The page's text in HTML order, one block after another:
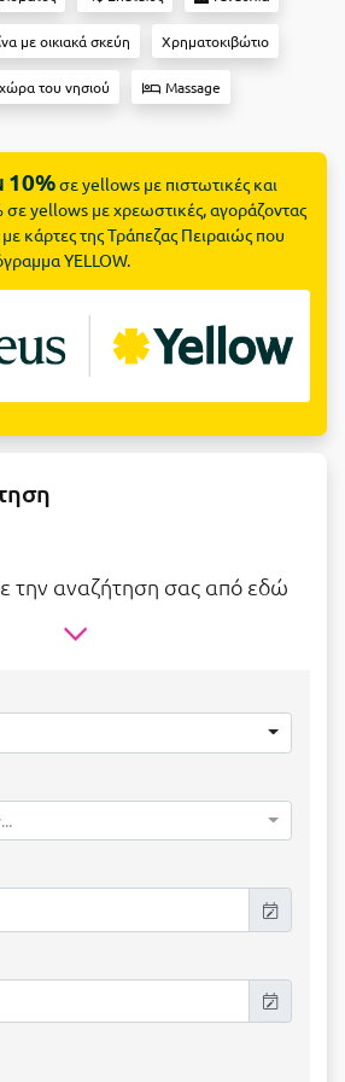
με οικιακά σκεύη Χρηματοκιβώτιο
του νησιού Massage
10%σε yellows με πιστωτικές και
yellows με χρεωστικές, αγοράζοντας
κάρτες της Τράπεζας Πειραιώς που
YELLOW.
την αναζήτηση σας από εδώ